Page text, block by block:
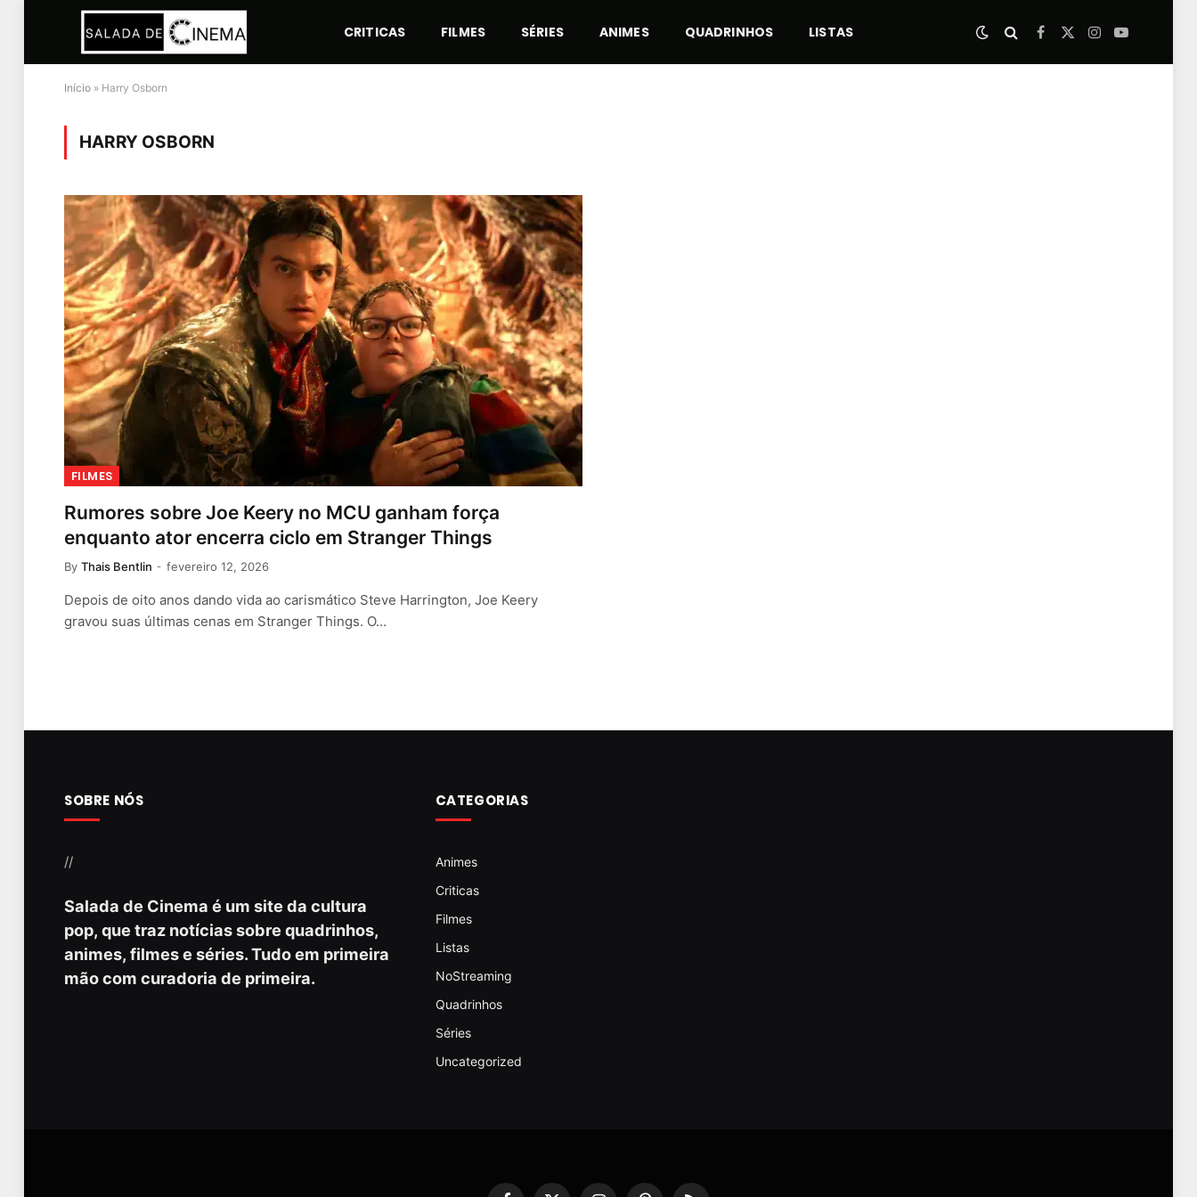
CRITICAS FILMES SÉRIES ANIMES QUADRINHOS LISTAS Facebook
X
Instagram
YouTube
Início » Harry Osborn
HARRY OSBORN
FILMES
Rumores sobre Joe Keery no MCU ganham força
enquanto ator encerra ciclo em Stranger Things
By Thais Bentlin fevereiro 12, 2026
Depois de oito anos dando vida ao carismático Steve Harrington, Joe Keery
gravou suas últimas cenas em Stranger Things. O…
SOBRE NÓS
//
Salada de Cinema é um site da cultura
pop, que traz notícias sobre quadrinhos,
animes, filmes e séries. Tudo em primeira
mão com curadoria de primeira.
CATEGORIAS
Animes
Criticas
Filmes
Listas
NoStreaming
Quadrinhos
Séries
Uncategorized